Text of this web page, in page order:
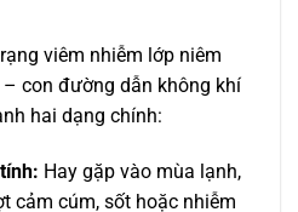
viêm nhiễm lớp niêm
con đường dẫn không khí
hai dạng chính:
Hay gặp vào mùa lạnh,
cảm cúm, sốt hoặc nhiễm